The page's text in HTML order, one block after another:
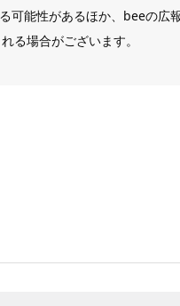
能性があるほか、beeの広
る場合がございます。